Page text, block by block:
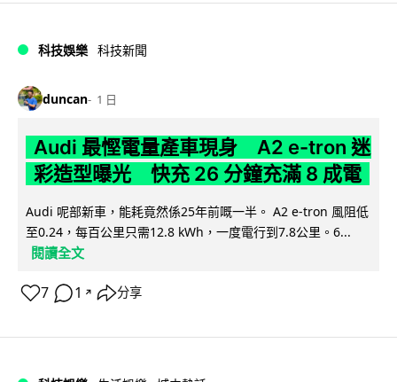
科技娛樂 科技新聞
duncan 1 日
Audi 最慳電量產車現身 A2 e-tron 迷
彩造型曝光 快充 26 分鐘充滿 8 成電
Audi 呢部新車，能耗竟然係25年前嘅一半。 A2 e-tron 風阻低
至0.24，每百公里只需12.8 kWh，一度電行到7.8公里。6...
閱讀全文
7 1 ↗ 分享